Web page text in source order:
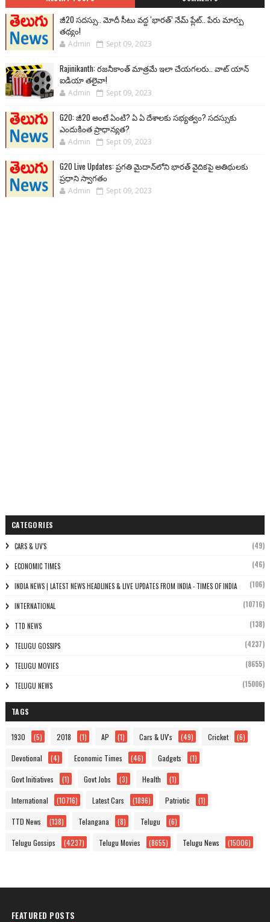
జీ20 సదస్సు.. మోదీ సీటు వద్ద ‘భారత్’ నేమ్ ప్లేట్‌.. పేరు మార్పు
తథ్యం!
Admin Sept 09, 2023
Rajinikanth: రజనీకాంత్ మాత్రమే ఇలా చేయగలరు.. వాట్ యాన్
ఐడియా తలైవా!
Admin Sept 09, 2023
G20: జీ20 అంటే ఏంటి? ఏ ఏ దేశాలకు సభ్యత్వం? సదస్సుకు
ఎందుకింత ప్రాధాన్యత?
Admin Sept 09, 2023
G20 Live Updates: ప్రగతి మైదాన్‌లోని భారత్ వైదికపై అతిథులకు
ప్రధాని స్వాగతం
Admin Sept 09, 2023
CATEGORIES
CARS & UV'S (49)
ECONOMIC TIMES (46)
INDIA NEWS | LATEST NEWS HEADLINES & LIVE UPDATES FROM INDIA - TIMES OF INDIA (106)
INTERNATIONAL (10716)
TTD NEWS (138)
TELUGU GOSSIPS (4237)
TELUGU MOVIES (8655)
TELUGU NEWS (15006)
TAGS
1930 (5) 2018 (1) AP (1) Cars & UV's (49) Cricket (6)
Devotional (4) Economic Times (46) Gadgets (1)
Govt Initiatives (1) Govt Jobs (3) Health (1)
International (10716) Latest Cars (1896) Patriotic (1)
TTD News (138) Telangana (8) Telugu (6)
Telugu Gossips (4237) Telugu Movies (8655) Telugu News (15006)
FEATURED POSTS